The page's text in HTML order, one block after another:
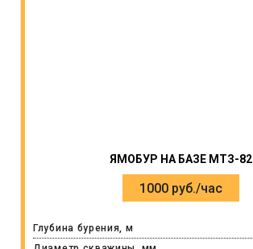
ЯМОБУР НА БАЗЕ МТЗ-82
1000 руб./час
Глубина бурения, м